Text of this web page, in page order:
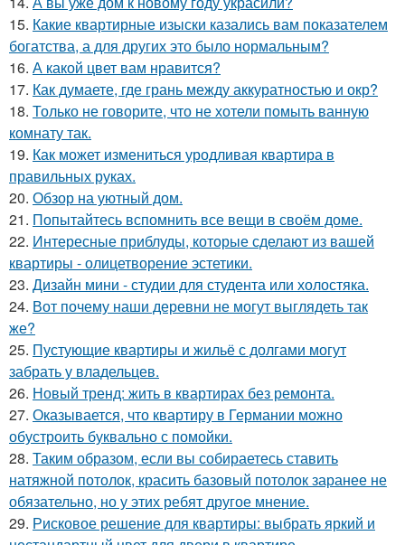
15. Какие квартирные изыски казались вам показателем
богатства, а для других это было нормальным?
16. А какой цвет вам нравится?
17. Как думаете, где грань между аккуратностью и окр?
18. Только не говорите, что не хотели помыть ванную
комнату так.
19. Как может измениться уродливая квартира в
правильных руках.
20. Обзор на уютный дом.
21. Попытайтесь вспомнить все вещи в своём доме.
22. Интересные приблуды, которые сделают из вашей
квартиры - олицетворение эстетики.
23. Дизайн мини - студии для студента или холостяка.
24. Вот почему наши деревни не могут выглядеть так
же?
25. Пустующие квартиры и жильё с долгами могут
забрать у владельцев.
26. Новый тренд: жить в квартирах без ремонта.
27. Оказывается, что квартиру в Германии можно
обустроить буквально с помойки.
28. Таким образом, если вы собираетесь ставить
натяжной потолок, красить базовый потолок заранее не
обязательно, но у этих ребят другое мнение.
29. Рисковое решение для квартиры: выбрать яркий и